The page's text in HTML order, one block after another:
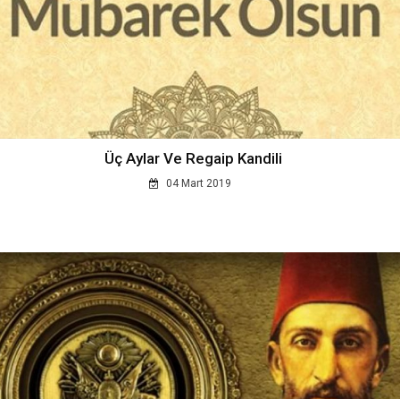
Üç Aylar Ve Regaip Kandili
04 Mart 2019